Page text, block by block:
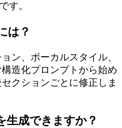
す。
は？
ン、ボーカルスタイル、
造化プロンプトから始め
クションごとに修正しま
生成できますか？